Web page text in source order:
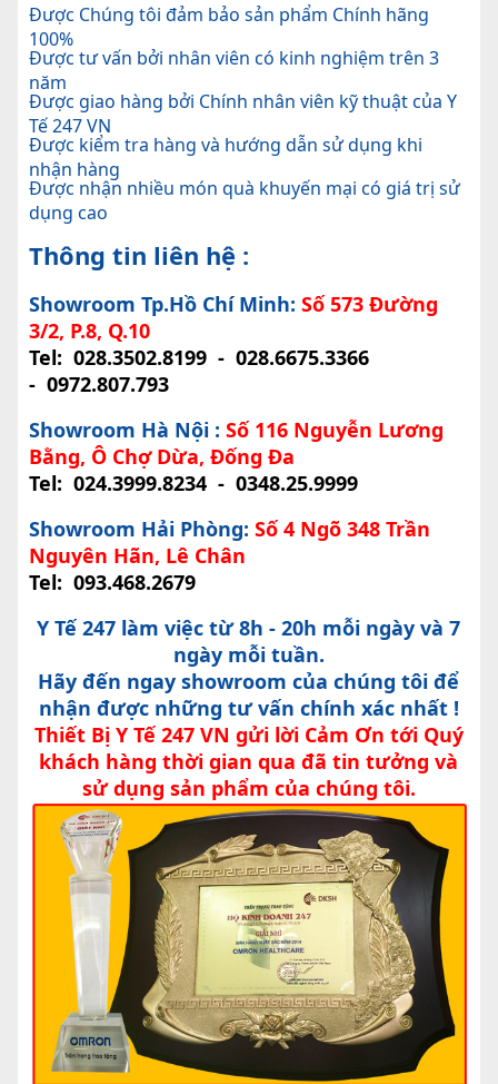
Được Chúng tôi đảm bảo sản phẩm Chính hãng
100%
Được tư vấn bởi nhân viên có kinh nghiệm trên 3
năm
Được giao hàng bởi Chính nhân viên kỹ thuật của Y
Tế 247 VN
Được kiểm tra hàng và hướng dẫn sử dụng khi
nhận hàng
Được nhận nhiều món quà khuyến mại có giá trị sử
dụng cao
Thông tin liên hệ :
Showroom Tp.Hồ Chí Minh: Số 573 Đường
3/2, P.8, Q.10
Tel: 028.3502.8199- 028.6675.3366
- 0972.807.793
Showroom Hà Nội : Số 116 Nguyễn Lương
Bằng, Ô Chợ Dừa, Đống Đa
Tel: 024.3999.8234- 0348.25.9999
Showroom Hải Phòng: Số 4 Ngõ 348 Trần
Nguyên Hãn, Lê Chân
Tel: 093.468.2679
Y Tế 247 làm việc từ 8h - 20h mỗi ngày và 7
ngày mỗi tuần.
Hãy đến ngay showroom của chúng tôi để
nhận được những tư vấn chính xác nhất !
Thiết Bị Y Tế 247 VN gửi lời Cảm Ơn tới Quý
khách hàng thời gian qua đã tin tưởng và
sử dụng sản phẩm của chúng tôi.